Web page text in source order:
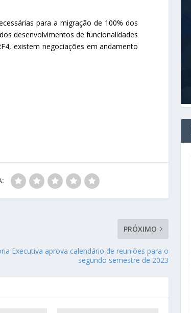
para a migração de 100% dos
desenvolvimentos de funcionalidades
existem negociações em andamento
PRÓXIMO
Executiva aprova calendário de reuniões para o
segundo semestre de 2023